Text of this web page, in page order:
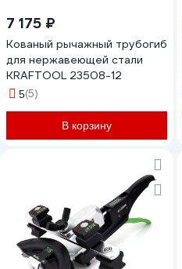
7 175 ₽
Кованый рычажный трубогиб
для нержавеющей стали
KRAFTOOL 23508-12
5(5)
В корзину